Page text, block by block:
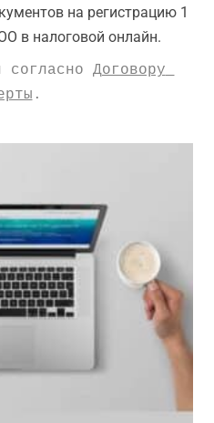
на регистрацию 1
в налоговой онлайн.
согласно Договору
.